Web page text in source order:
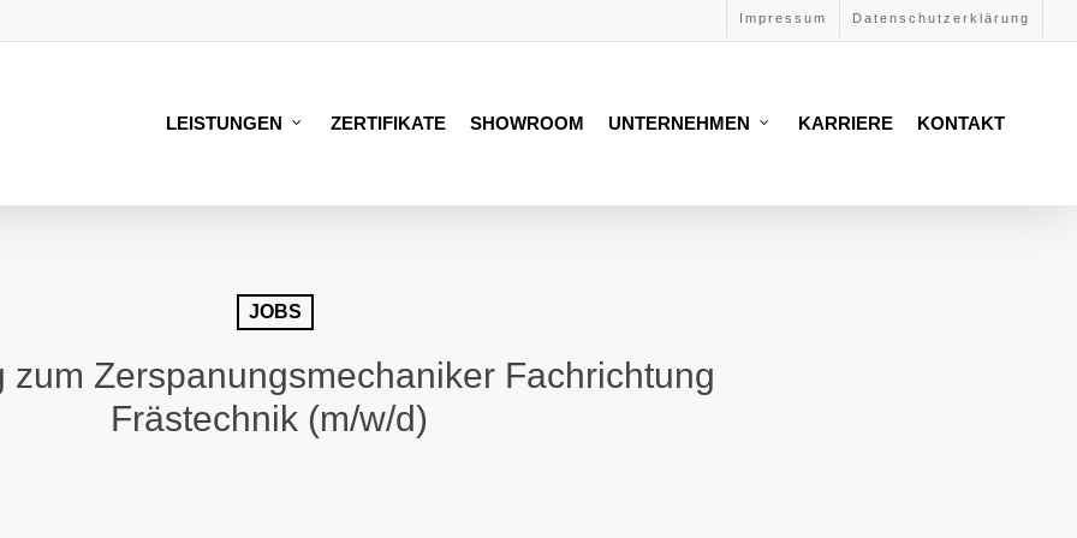
Impressum Datenschutzerklärung
LEISTUNGEN ZERTIFIKATE SHOWROOM UNTERNEHMEN KARRIERE KONTAKT
JOBS
zum Zerspanungsmechaniker Fachrichtung
Frästechnik (m/w/d)